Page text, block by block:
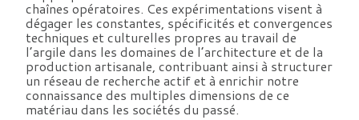
chaînes opératoires. Ces expérimentations visent à
dégager les constantes, spécificités et convergences
techniques et culturelles propres au travail de
l’argile dans les domaines de l’architecture et de la
production artisanale, contribuant ainsi à structurer
un réseau de recherche actif et à enrichir notre
connaissance des multiples dimensions de ce
matériau dans les sociétés du passé.